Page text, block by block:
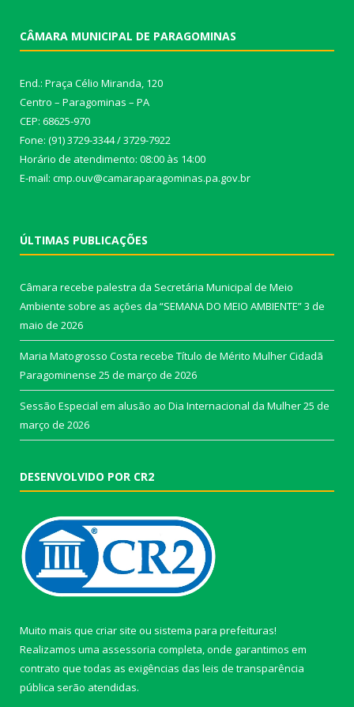
CÂMARA MUNICIPAL DE PARAGOMINAS
End.: Praça Célio Miranda, 120
Centro – Paragominas – PA
CEP: 68625-970
Fone: (91) 3729-3344 / 3729-7922
Horário de atendimento: 08:00 às 14:00
E-mail: cmp.ouv@camaraparagominas.pa.gov.br
ÚLTIMAS PUBLICAÇÕES
Câmara recebe palestra da Secretária Municipal de Meio
Ambiente sobre as ações da “SEMANA DO MEIO AMBIENTE”3 de
maio de 2026
Maria Matogrosso Costa recebe Título de Mérito Mulher Cidadã
Paragominense 25 de março de 2026
Sessão Especial em alusão ao Dia Internacional da Mulher25 de
março de 2026
DESENVOLVIDO POR CR2
Muito mais que criar site ou sistema para prefeituras!
Realizamos uma assessoria completa, onde garantimos em
contrato que todas as exigências das leis de transparência
pública serão atendidas.